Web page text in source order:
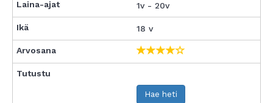
1v - 20v
18 v
Hae heti